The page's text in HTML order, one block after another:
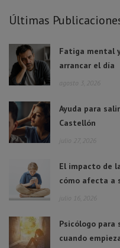
Últimas
Fatiga mental
arrancar el día
agosto 3, 2026
Ayuda para
Castellón
julio 27, 2026
El impacto de
cómo afecta a
julio 16, 2026
Psicólogo para
cuando